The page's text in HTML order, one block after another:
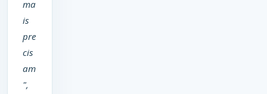
ma
is
pre
cis
am
",